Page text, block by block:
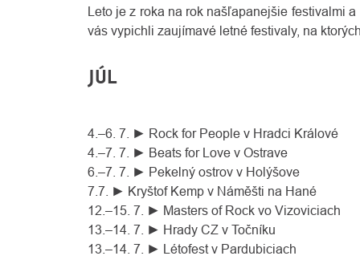
Leto je z roka na rok našľapanejšie festivalmi
vás vypichli zaujímavé letné festivaly, na
JÚL
4.–6. 7. ► Rock for People v Hradci Králové
4.–7. 7. ► Beats for Love v Ostrave
6.–7. 7. ► Pekelný ostrov v Holýšove
7.7. ► Kryštof Kemp v Náměšti na Hané
12.–15. 7. ► Masters of Rock vo Vizoviciach
13.–14. 7. ► Hrady CZ v Točníku
13.–14. 7. ► Létofest v Pardubiciach